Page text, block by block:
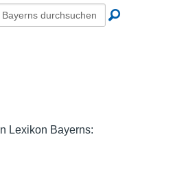
Lexikon Bayerns: